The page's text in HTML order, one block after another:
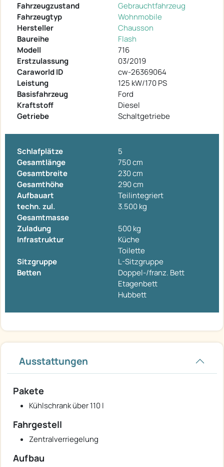
Fahrzeugzustand
Gebrauchtfahrzeug
Fahrzeugtyp
Wohnmobile
Hersteller
Chausson
Baureihe
Flash
Modell
716
Erstzulassung
03/2019
Caraworld ID
cw-26369064
Leistung
125 kW/170 PS
Basisfahrzeug
Ford
Kraftstoff
Diesel
Getriebe
Schaltgetriebe
Schlafplätze
5
Gesamtlänge
750 cm
Gesamtbreite
230 cm
Gesamthöhe
290 cm
Aufbauart
Teilintegriert
techn. zul.
Gesamtmasse
3.500 kg
Zuladung
500 kg
Infrastruktur
Küche
Toilette
Sitzgruppe
L-Sitzgruppe
Betten
Doppel-/franz. Bett
Etagenbett
Hubbett
Ausstattungen
Pakete
Kühlschrank über 110 l
Fahrgestell
Zentralverriegelung
Aufbau